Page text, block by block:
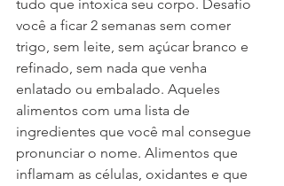
tudo que intoxica seu corpo. Desafio
você a ficar 2 semanas sem comer
trigo, sem leite, sem açúcar branco e
refinado, sem nada que venha
enlatado ou embalado. Aqueles
alimentos com uma lista de
ingredientes que você mal consegue
pronunciar o nome. Alimentos que
inflamam as células, oxidantes e que